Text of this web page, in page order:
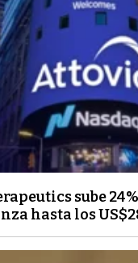
sube
hasta los